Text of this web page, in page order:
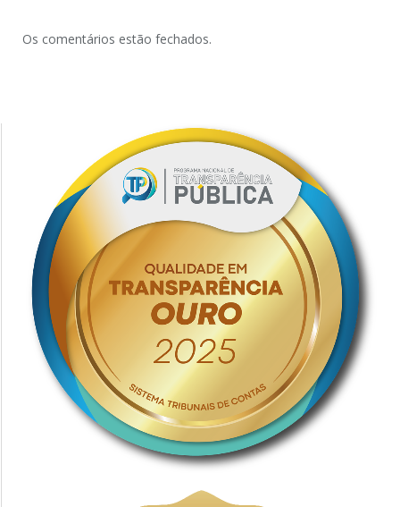
Os comentários estão fechados.